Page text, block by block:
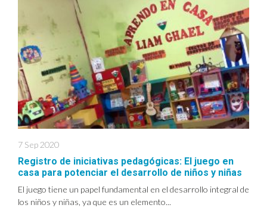
7 Sep 2020
Registro de iniciativas pedagógicas: El juego en
casa para potenciar el desarrollo de niños y niñas
El juego tiene un papel fundamental en el desarrollo integral de
los niños y niñas, ya que es un elemento...